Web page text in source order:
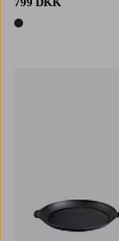
1 farve